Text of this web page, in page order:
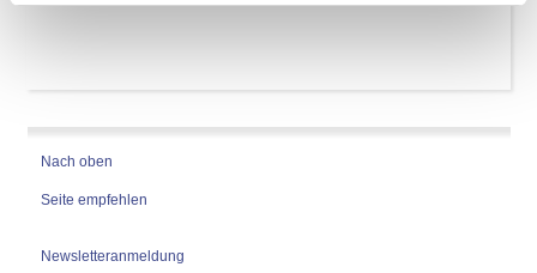
Nach oben
Seite empfehlen
Newsletteranmeldung